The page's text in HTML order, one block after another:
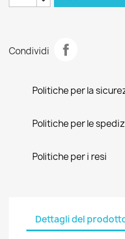
Condividi
Politiche per la
Politiche per le
Politiche per i resi
Dettagli del